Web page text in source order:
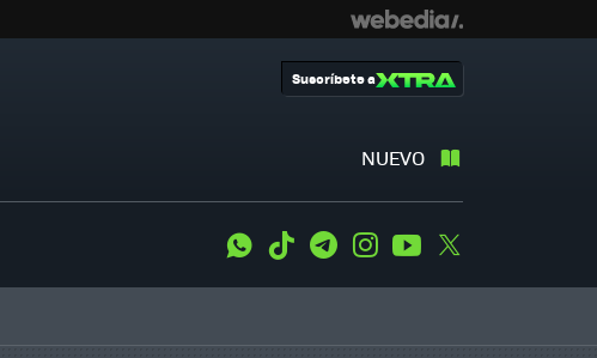
NUEVO
Suscríbete a
WhatsApp
Tiktok TelegramInstagramYoutube